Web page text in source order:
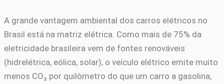
A grande vantagem ambiental dos carros elétricos no
Brasil está na matriz elétrica. Como mais de 75% da
eletricidade brasileira vem de fontes renováveis
(hidrelétrica, eólica, solar), o veículo elétrico emite muito
menos CO₂ por quilômetro do que um carro a gasolina,